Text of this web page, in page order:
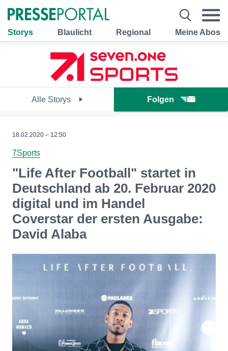
Storys Blaulicht Regional Meine Abos
Alle Storys Folgen
18.02.2020 – 12:50
7Sports
"Life After Football" startet in
Deutschland ab 20. Februar 2020
digital und im Handel
Coverstar der ersten Ausgabe:
David Alaba